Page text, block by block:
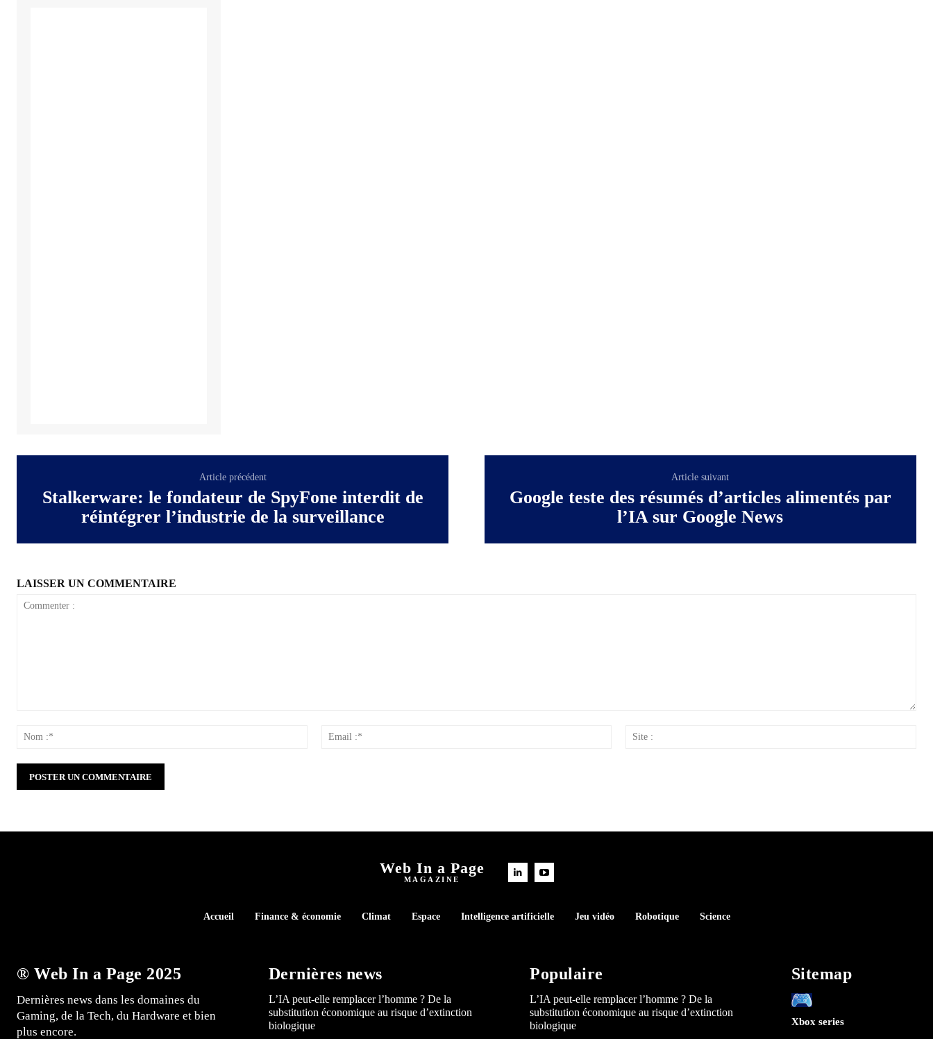
Article précédent
Stalkerware: le fondateur de SpyFone interdit de
réintégrer l’industrie de la surveillance
Article suivant
Google teste des résumés d’articles alimentés par
l’IA sur Google News
LAISSER UN COMMENTAIRE
Email
Web In a Page
MAGAZINE
Accueil Finance & économie Climat Espace Intelligence artificielle Jeu vidéo Robotique Science
® Web In a Page 2025
Dernières news dans les domaines du
Gaming, de la Tech, du Hardware et bien
plus encore.
Dernières news
L’IA peut-elle remplacer l’homme ? De la
substitution économique au risque d’extinction
biologique
Populaire
L’IA peut-elle remplacer l’homme ? De la
substitution économique au risque d’extinction
biologique
Sitemap
Xbox series